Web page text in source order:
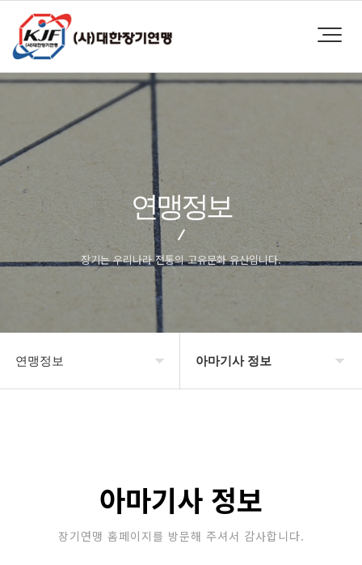
연맹정보
장기는 우리나라 전통의 고유문화 유산입니다.
연맹정보 아마기사 정보
자료실
아마기사 정보
장기연맹 홈페이지를 방문해 주셔서 감사합니다.